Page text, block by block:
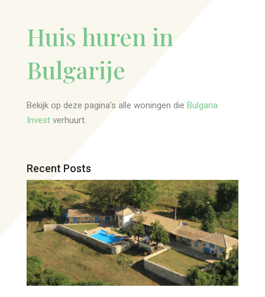
Huis huren in
Bulgarije
Bekijk op deze pagina’s alle woningen die Bulgaria
Investverhuurt.
Recent Posts